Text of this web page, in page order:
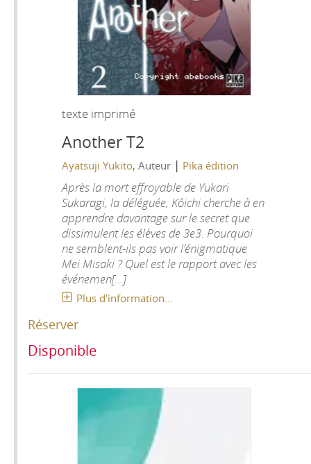
texte imprimé
Another T2
Ayatsuji Yukito, Auteur | Pika édition
Après la mort effroyable de Yukari
Sukaragi, la déléguée, Kôichi cherche à en
apprendre davantage sur le secret que
dissimulent les élèves de 3e3. Pourquoi
ne semblent-ils pas voir l’énigmatique
Mei Misaki ? Quel est le rapport avec les
événemen[...]
Plus d'information...
Réserver
Disponible